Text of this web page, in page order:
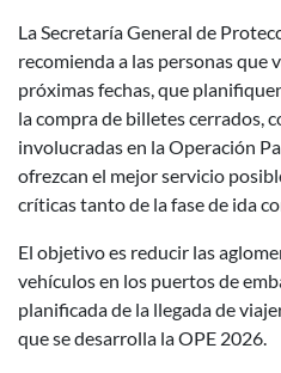
La Secretaría General de
recomienda a las personas que
próximas fechas, que
la compra de billetes cerrados,
involucradas en la Operación
ofrezcan el mejor servicio
críticas tanto de la fase de ida
El objetivo es reducir las
vehículos en los puertos de
planificada de la llegada de
que se desarrolla la OPE 2026.